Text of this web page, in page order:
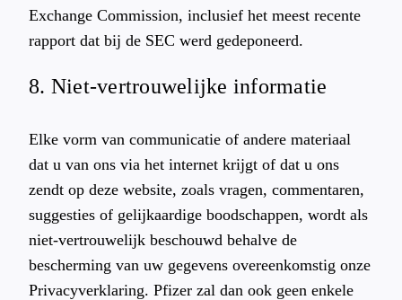
Exchange Commission, inclusief het meest recente
rapport dat bij de SEC werd gedeponeerd.
8. Niet-vertrouwelijke informatie
Elke vorm van communicatie of andere materiaal
dat u van ons via het internet krijgt of dat u ons
zendt op deze website, zoals vragen, commentaren,
suggesties of gelijkaardige boodschappen, wordt als
niet-vertrouwelijk beschouwd behalve de
bescherming van uw gegevens overeenkomstig onze
Privacyverklaring. Pfizer zal dan ook geen enkele